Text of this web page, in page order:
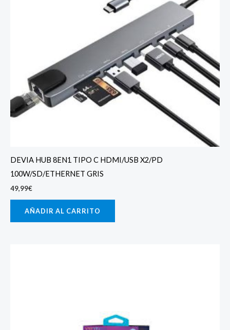
DEVIA HUB 8EN1 TIPO C HDMI/USB X2/PD
100W/SD/ETHERNET GRIS
49,99€
AÑADIR AL CARRITO